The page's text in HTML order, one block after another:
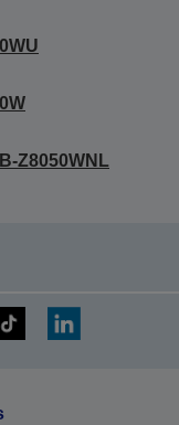
Z8050WNL